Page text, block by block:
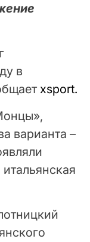
в
xsport.
варианта –